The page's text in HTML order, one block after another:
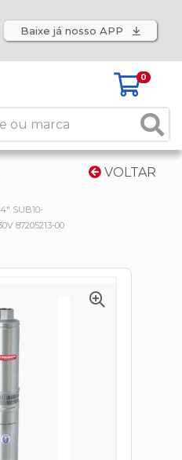
Baixe já nosso APP
0
VOLTAR
SUB10-
87205213-00